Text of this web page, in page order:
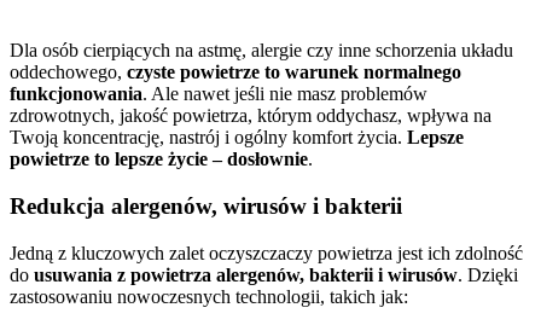
Dla osób cierpiących na astmę, alergie czy inne schorzenia układu
oddechowego, czyste powietrze to warunek normalnego
funkcjonowania. Ale nawet jeśli nie masz problemów
zdrowotnych, jakość powietrza, którym oddychasz, wpływa na
Twoją koncentrację, nastrój i ogólny komfort życia. Lepsze
powietrze to lepsze życie – dosłownie.
Redukcja alergenów, wirusów i bakterii
Jedną z kluczowych zalet oczyszczaczy powietrza jest ich zdolność
do usuwania z powietrza alergenów, bakterii i wirusów. Dzięki
zastosowaniu nowoczesnych technologii, takich jak: